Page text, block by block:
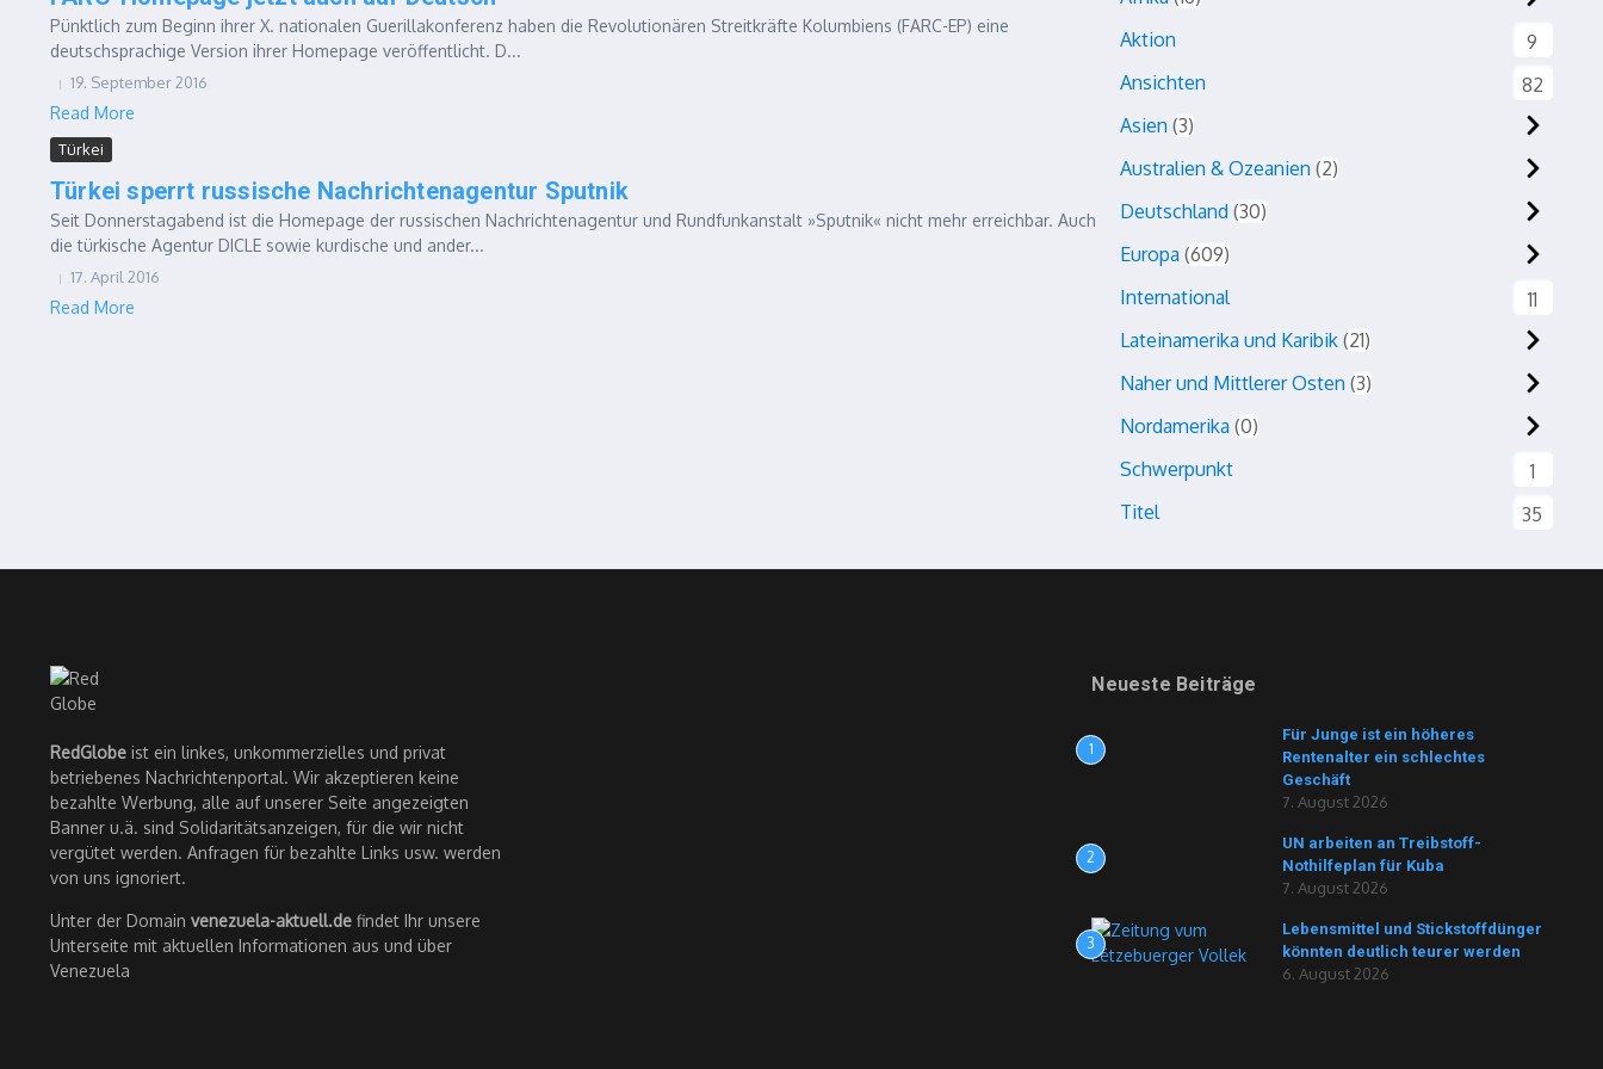
Pünktlich zum Beginn ihrer X. nationalen Guerillakonferenz haben die Revolutionären Streitkräfte Kolumbiens (FARC-EP) eine
deutschsprachige Version ihrer Homepage veröffentlicht. D...
19. September 2016
Read More
Türkei
Türkei sperrt russische Nachrichtenagentur Sputnik
Seit Donnerstagabend ist die Homepage der russischen Nachrichtenagentur und Rundfunkanstalt »Sputnik« nicht mehr erreichbar. Auch
die türkische Agentur DICLE sowie kurdische und ander...
17. April 2016
Read More
Aktion
9
Ansichten
82
Asien 3
Australien & Ozeanien 2
Deutschland 30
Europa 609
International
11
Lateinamerika und Karibik 21
Naher und Mittlerer Osten 3
Nordamerika 0
Schwerpunkt
1
Titel
35
RedGlobe ist ein linkes, unkommerzielles und privat
betriebenes Nachrichtenportal. Wir akzeptieren keine
bezahlte Werbung, alle auf unserer Seite angezeigten
Banner u.ä. sind Solidaritätsanzeigen, für die wir nicht
vergütet werden. Anfragen für bezahlte Links usw. werden
von uns ignoriert.
Unter der Domain venezuela-aktuell.de findet Ihr unsere
Unterseite mit aktuellen Informationen aus und über
Venezuela
Neueste Beiträge
1
Für Junge ist ein höheres
Rentenalter ein schlechtes
Geschäft
7. August 2026
2
UN arbeiten an Treibstoff-
Nothilfeplan für Kuba
7. August 2026
3
Lebensmittel und Stickstoffdünger
könnten deutlich teurer werden
6. August 2026